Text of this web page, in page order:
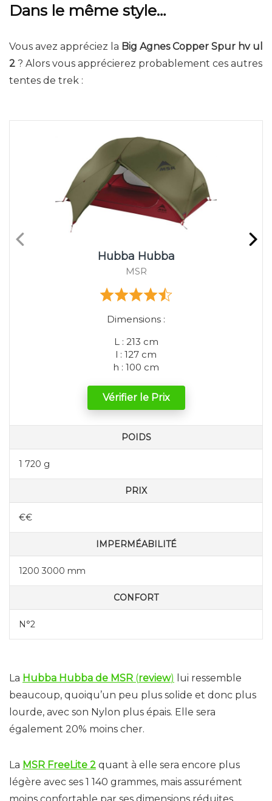
Dans le même style…
Vous avez appréciez la Big Agnes Copper Spur hv ul
2 ? Alors vous apprécierez probablement ces autres
tentes de trek :
Hubba Hubba
MSR
Dimensions :
L : 213 cm
l : 127 cm
h : 100 cm
Vérifier le Prix
POIDS
1 720 g
PRIX
€€
IMPERMÉABILITÉ
1200 3000 mm
CONFORT
N°2
La Hubba Hubba de MSR (review)
lui ressemble
beaucoup, quoiqu’un peu plus solide et donc plus
lourde, avec son Nylon plus épais. Elle sera
également 20% moins cher.
La MSR FreeLite 2 quant à elle sera encore plus
légère avec ses 1 140 grammes, mais assurément